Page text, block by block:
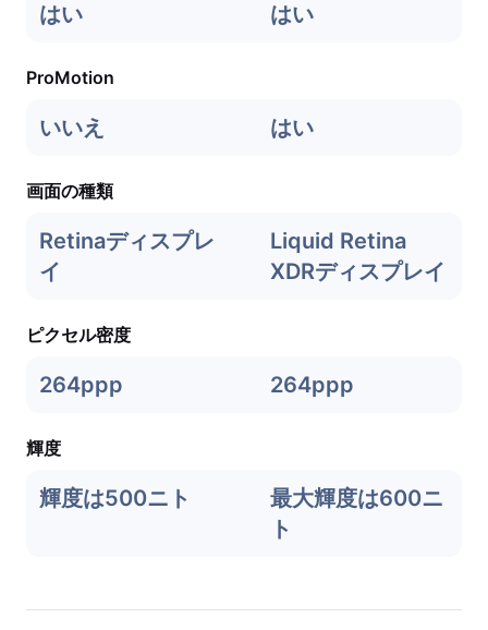
はい はい
ProMotion
いいえ はい
画面の種類
Retinaディスプレ
イ
Liquid Retina
XDRディスプレイ
ピクセル密度
264ppp 264ppp
輝度
輝度は500ニト
最大輝度は600ニ
ト